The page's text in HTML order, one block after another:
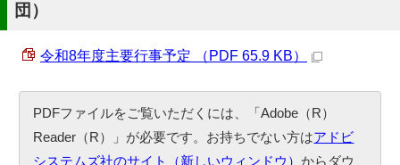
団）
令和8年度主要行事予定 （PDF 65.9 KB）
PDFファイルをご覧いただくには、「Adobe（R）
Reader（R）」が必要です。お持ちでない方はアドビ
システムズ社のサイト（新しいウィンドウ）からダウ